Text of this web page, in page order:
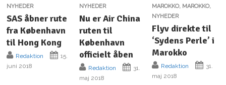
NYHEDER
SAS åbner rute
fra København
til Hong Kong
Redaktion
15.
juni 2018
NYHEDER
Nu er Air China
ruten til
København
officielt åben
Redaktion
31.
maj 2018
MAROKKO, MAROKKO,
NYHEDER
Flyv direkte til
‘Sydens Perle’ i
Marokko
Redaktion
31.
maj 2018